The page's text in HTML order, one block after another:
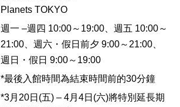
Planets TOKYO
週一 –週四 10:00～19:00、週五 10:00～
21:00、週六・假日前夕 9:00～21:00、
週日・假日 9:00～19:00
*最後入館時間為結束時間前的30分鐘
*3月20日(五) – 4月4日(六)將特別延長期